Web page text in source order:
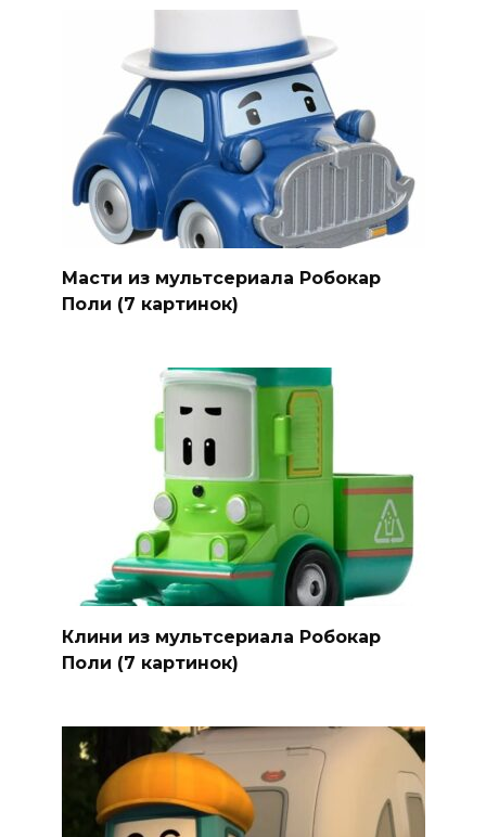
Масти из мультсериала Робокар
Поли (7 картинок)
Клини из мультсериала Робокар
Поли (7 картинок)